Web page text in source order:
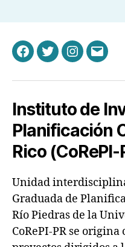
Facebook
TwitterInstagram
Email
Instituto de
Planificación
Rico (CoRePI-
Unidad
Graduada de
Río Piedras de la
CoRePI-PR se